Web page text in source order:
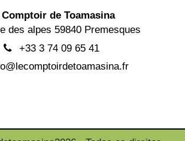
Comptoir de Toamasina
des alpes 59840 Premesques
+33 3 74 09 65 41